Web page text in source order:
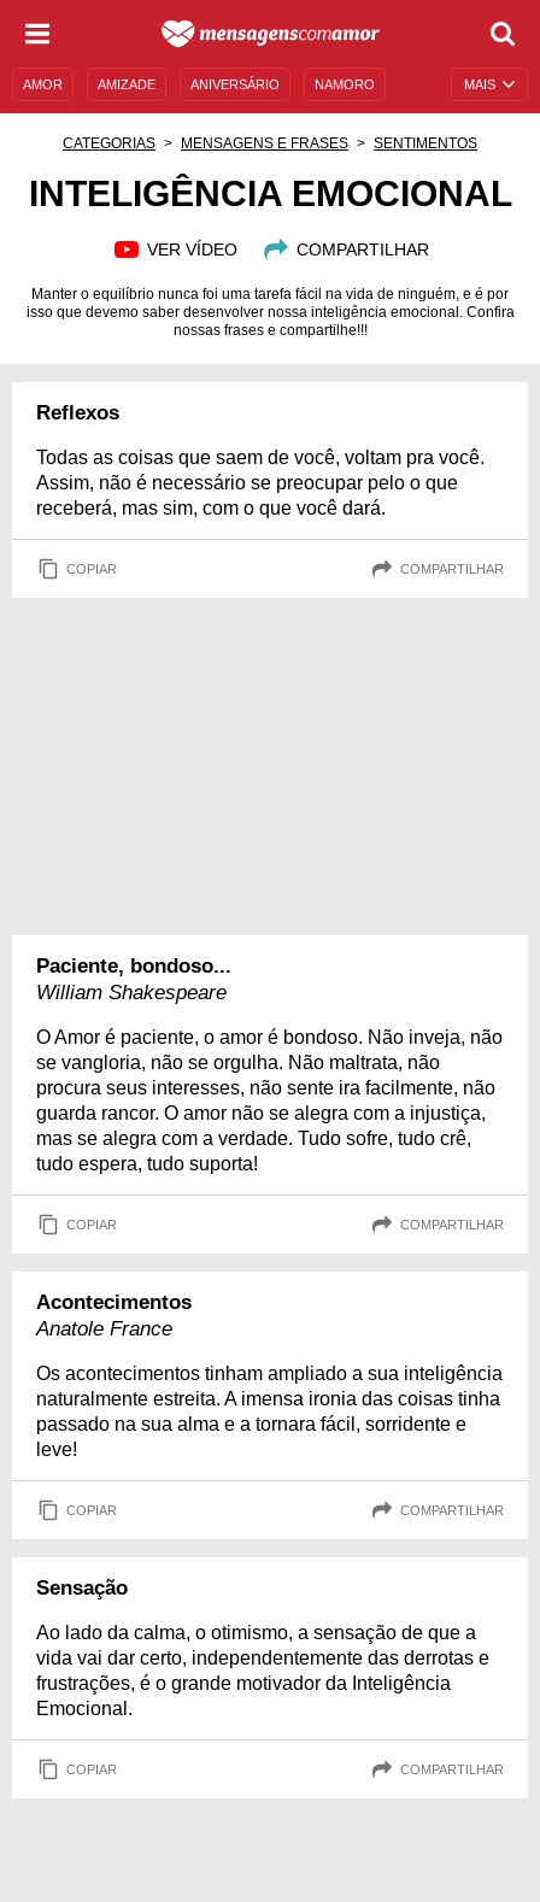
MAIS
AMOR AMIZADE ANIVERSÁRIO NAMORO
CATEGORIAS MENSAGENS E FRASES SENTIMENTOS
INTELIGÊNCIA EMOCIONAL
VER VÍDEO COMPARTILHAR
Manter o equilíbrio nunca foi uma tarefa fácil na vida de ninguém, e é por
isso que devemo saber desenvolver nossa inteligência emocional. Confira
nossas frases e compartilhe!!!
Reflexos
Todas as coisas que saem de você, voltam pra você.
Assim, não é necessário se preocupar pelo o que
receberá, mas sim, com o que você dará.
COPIAR COMPARTILHAR
Paciente, bondoso...
William Shakespeare
O Amor é paciente, o amor é bondoso. Não inveja, não
se vangloria, não se orgulha. Não maltrata, não
procura seus interesses, não sente ira facilmente, não
guarda rancor. O amor não se alegra com a injustiça,
mas se alegra com a verdade. Tudo sofre, tudo crê,
tudo espera, tudo suporta!
COPIAR COMPARTILHAR
Acontecimentos
Anatole France
Os acontecimentos tinham ampliado a sua inteligência
naturalmente estreita. A imensa ironia das coisas tinha
passado na sua alma e a tornara fácil, sorridente e
leve!
COPIAR COMPARTILHAR
Sensação
Ao lado da calma, o otimismo, a sensação de que a
vida vai dar certo, independentemente das derrotas e
frustrações, é o grande motivador da Inteligência
Emocional.
COPIAR COMPARTILHAR